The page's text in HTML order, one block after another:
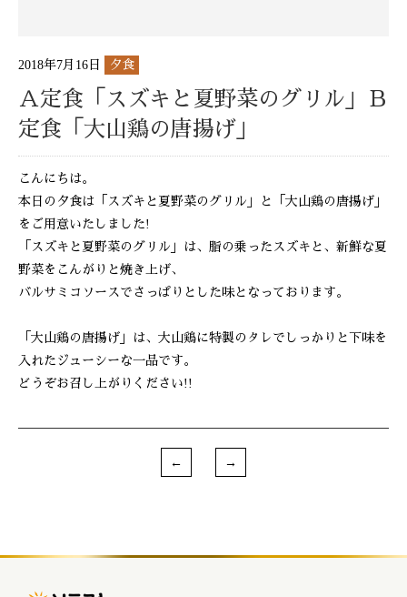
2018年7月16日 夕食
Ａ定食「スズキと夏野菜のグリル」Ｂ
定食「大山鶏の唐揚げ」
こんにちは。
本日の夕食は「スズキと夏野菜のグリル」と「大山鶏の唐揚げ」
をご用意いたしました!
「スズキと夏野菜のグリル」は、脂の乗ったスズキと、新鮮な夏
野菜をこんがりと焼き上げ、
バルサミコソースでさっぱりとした味となっております。
「大山鶏の唐揚げ」は、大山鶏に特製のタレでしっかりと下味を
入れたジューシーな一品です。
どうぞお召し上がりください!!